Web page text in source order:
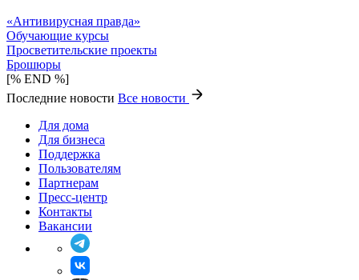
«Антивирусная правда»
Обучающие курсы
Просветительские проекты
Брошюры
[% END %]
Последние новости Все новости
Для дома
Для бизнеса
Поддержка
Пользователям
Партнерам
Пресс-центр
Контакты
Вакансии